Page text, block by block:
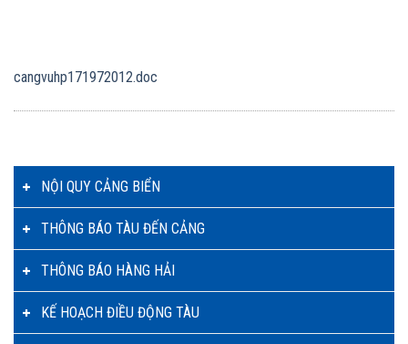
NỘI QUY CẢNG BIỂN
THÔNG BÁO TÀU ĐẾN CẢNG
THÔNG BÁO HÀNG HẢI
KẾ HOẠCH ĐIỀU ĐỘNG TÀU
cangvuhp171972012.doc